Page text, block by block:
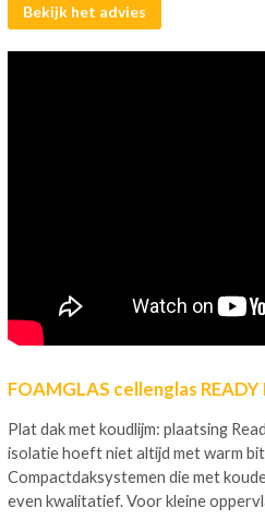
Bekijk het advies
FOAMGLAS cellenglas READY
Plat dak met koudlijm: plaatsing
isolatie hoeft niet altijd met warm
Compactdaksystemen die met
even kwalitatief. Voor kleine